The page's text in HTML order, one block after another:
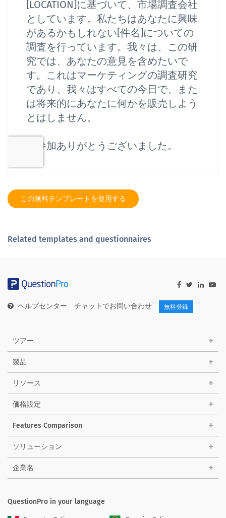
この無料テンプレートを使用する
Related templates and questionnaires
ヘルプセンター チャットでお問い合わせ 無料登録
ツアー
製品
リソース
価格設定
Features Comparison
ソリューション
企業名
QuestionPro in your language